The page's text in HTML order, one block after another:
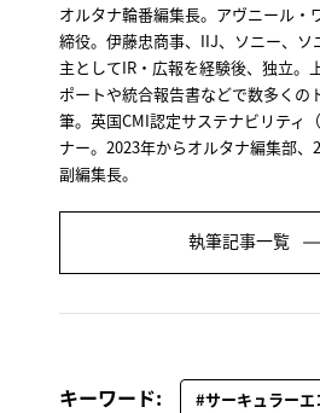
オルタナ輪番編集長。アヴニール・
締役。伊藤忠商事、IIJ、ソニー、ソ
主としてIR・広報を経験後、独立。
ポートや統合報告書などで数多くの
筆。英国CMI認定サステナビリティ
ナー。2023年からオルタナ編集部、
副編集長。
執筆記事一覧
キーワード: #サーキュラーエ